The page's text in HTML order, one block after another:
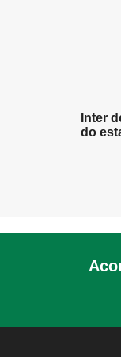
Inter
do